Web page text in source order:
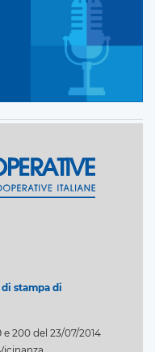
stampa di
200 del 23/07/2014